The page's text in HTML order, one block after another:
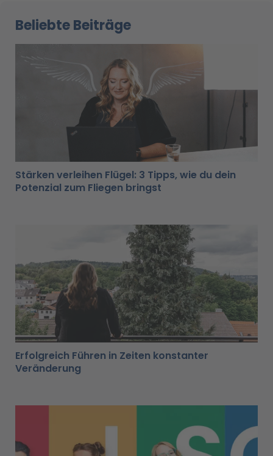
Beliebte Beiträge
Stärken verleihen Flügel: 3 Tipps, wie du dein
Potenzial zum Fliegen bringst
Erfolgreich Führen in Zeiten konstanter
Veränderung